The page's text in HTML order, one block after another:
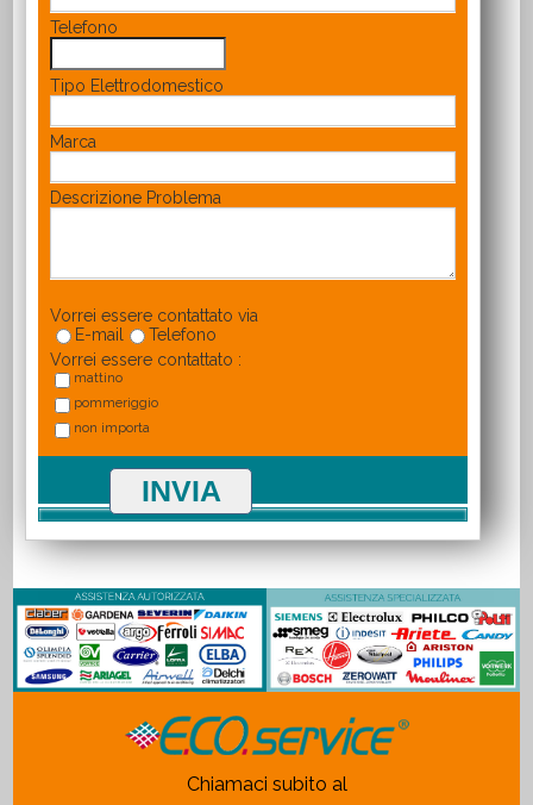
Telefono
Tipo Elettrodomestico
Marca
Descrizione Problema
Vorrei essere contattato via
E-mail
Telefono
Vorrei essere contattato :
mattino
pommeriggio
non importa
Chiamaci subito al